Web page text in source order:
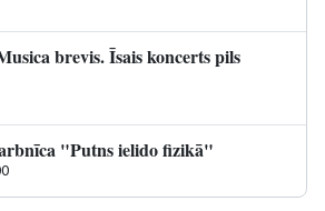
brevis. Īsais koncerts pils
"Putns ielido fizikā"